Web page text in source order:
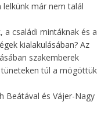
már nem talál
a családi mintáknak és a
kialakulásában? Az
szakemberek
túl a mögöttük
Beátával és Vájer-Nagy